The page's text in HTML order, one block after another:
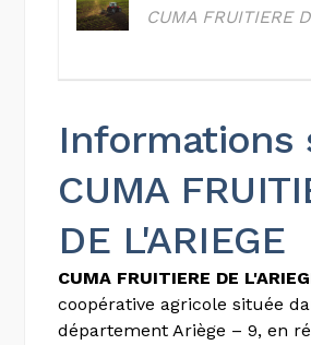
CUMA FRUITIERE
Informations
CUMA
DE L'ARIEGE
CUMA FRUITIERE DE
coopérative agricole située
département Ariège – 9, en